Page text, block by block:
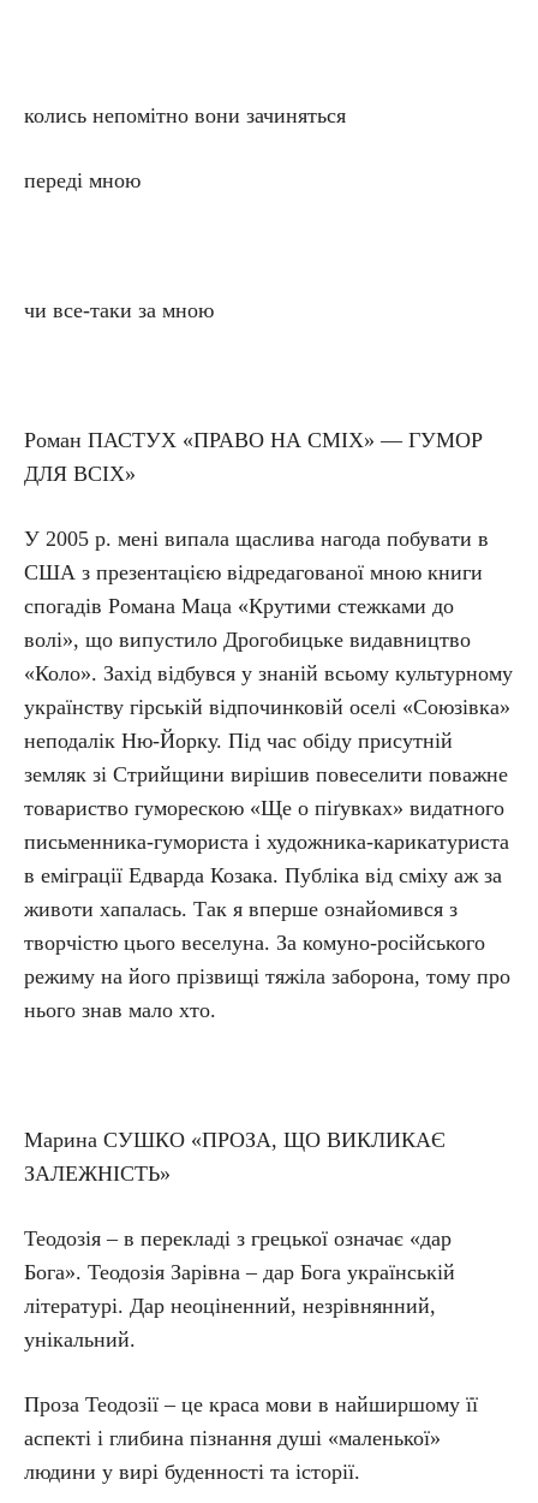
колись непомітно вони зачиняться
переді мною
чи все-таки за мною
Роман ПАСТУХ «ПРАВО НА СМІХ» — ГУМОР
ДЛЯ ВСІХ»
У 2005 р. мені випала щаслива нагода побувати в
США з презентацією відредагованої мною книги
спогадів Романа Маца «Крутими стежками до
волі», що випустило Дрогобицьке видавництво
«Коло». Захід відбувся у знаній всьому культурному
українству гірській відпочинковій оселі «Союзівка»
неподалік Ню-Йорку. Під час обіду присутній
земляк зі Стрийщини вирішив повеселити поважне
товариство гуморескою «Ще о піґувках» видатного
письменника-гумориста і художника-карикатуриста
в еміграції Едварда Козака. Публіка від сміху аж за
животи хапалась. Так я вперше ознайомився з
творчістю цього веселуна. За комуно-російського
режиму на його прізвищі тяжіла заборона, тому про
нього знав мало хто.
Марина СУШКО «ПРОЗА, ЩО ВИКЛИКАЄ
ЗАЛЕЖНІСТЬ»
Теодозія – в перекладі з грецької означає «дар
Бога». Теодозія Зарівна – дар Бога українській
літературі. Дар неоціненний, незрівнянний,
унікальний.
Проза Теодозії – це краса мови в найширшому її
аспекті і глибина пізнання душі «маленької»
людини у вирі буденності та історії.